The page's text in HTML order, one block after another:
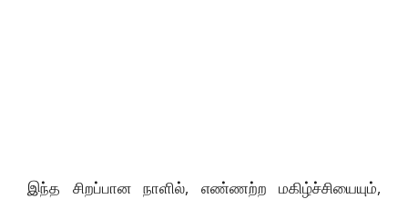
இந்த சிறப்பான நாளில், எண்ணற்ற மகிழ்ச்சியையும்,